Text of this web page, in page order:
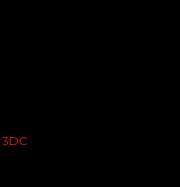
3DC